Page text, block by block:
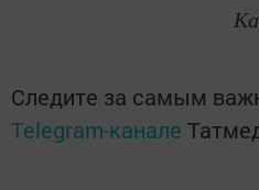
Следите за самым
Telegram-канале